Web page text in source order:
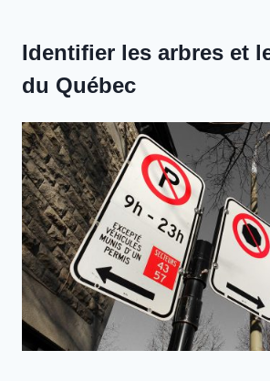
Identifier les arbres et
du Québec